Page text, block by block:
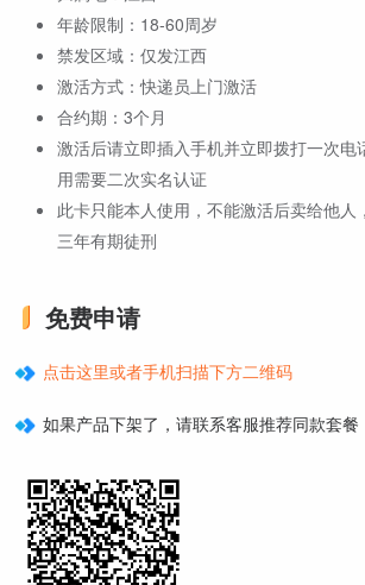
年龄限制：18-60周岁
禁发区域：仅发江西
激活方式：快递员上门激活
合约期：3个月
激活后请立即插入手机并立即拨打一次电
用需要二次实名认证
此卡只能本人使用，不能激活后卖给他人
三年有期徒刑
免费申请
点击这里或者手机扫描下方二维码
如果产品下架了，请联系客服推荐同款套餐